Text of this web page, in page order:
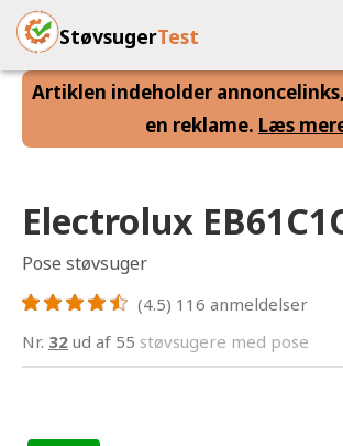
StøvsugerTest
Artiklen indeholder
en reklame. Læs
Electrolux
Pose støvsuger
(4.5) 116 anmeldelser
Nr. 32 ud af 55 støvsugere med pose